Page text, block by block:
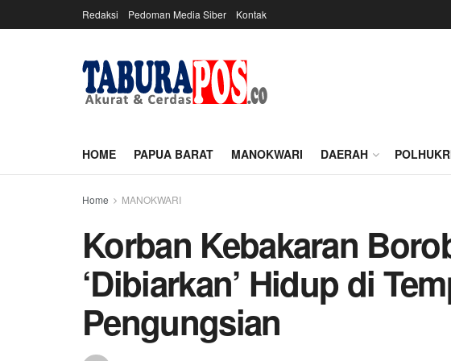
Redaksi Pedoman Media Siber Kontak
HOME PAPUA BARAT MANOKWARI DAERAH
Home MANOKWARI
Korban Kebakaran
‘Dibiarkan’ Hidup di
Pengungsian